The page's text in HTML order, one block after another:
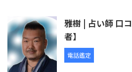
雅樹 | 占い師 口
者】
電話鑑定